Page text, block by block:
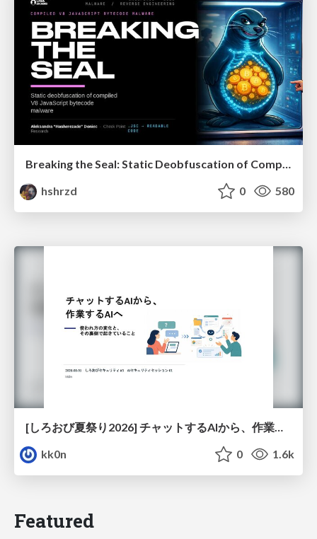
hshrzd
0 580
[しろおび夏祭り2026] チャットするAIから、作業するAIへ - 使われ方の変化と、その裏側で起きていること
kk0n
0 1.6k
Featured